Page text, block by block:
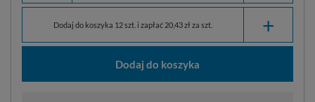
Dodaj do koszyka 12 szt. i zapłać 20,43 zł za szt. +
Dodaj do koszyka